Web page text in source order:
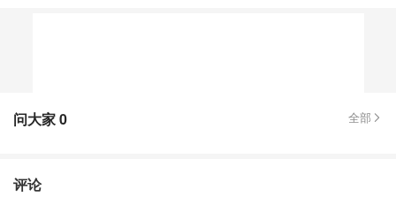
问大家0 全部
评论